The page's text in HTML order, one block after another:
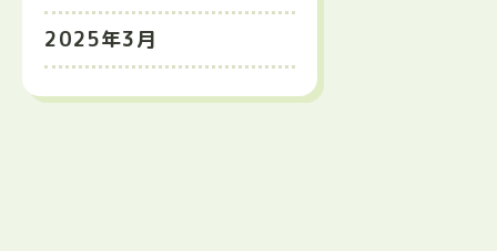
2025年3月